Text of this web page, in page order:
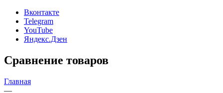
Вконтакте
Telegram
YouTube
Яндекс.Дзен
Сравнение товаров
Главная
—